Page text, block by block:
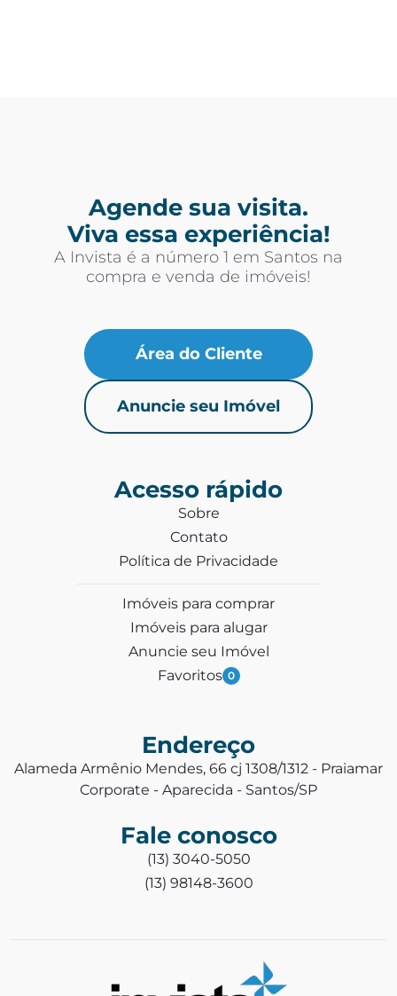
Agende sua visita.
Viva essa experiência!
A Invista é a número 1 em Santos na
compra e venda de imóveis!
Área do Cliente
Anuncie seu Imóvel
Acesso rápido
Sobre
Contato
Política de Privacidade
Imóveis para comprar
Imóveis para alugar
Anuncie seu Imóvel
Favoritos 0
Endereço
Alameda Armênio Mendes, 66 cj 1308/1312 - Praiamar
Corporate - Aparecida - Santos/SP
Fale conosco
(13) 3040-5050
(13) 98148-3600